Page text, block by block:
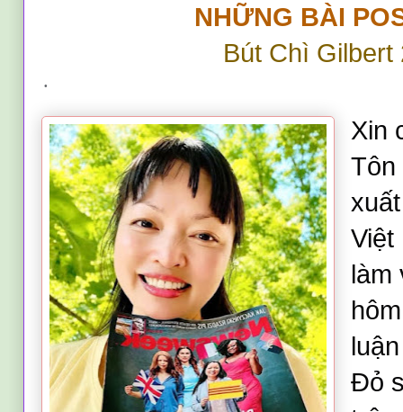
NHỮNG BÀI
Bút Chì Gilbert
·
Xin
Tôn
Việt
Đỏ